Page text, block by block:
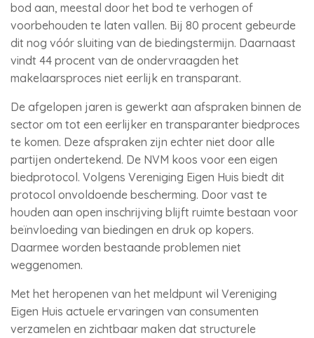
bod aan, meestal door het bod te verhogen of
voorbehouden te laten vallen. Bij 80 procent gebeurde
dit nog vóór sluiting van de biedingstermijn. Daarnaast
vindt 44 procent van de ondervraagden het
makelaarsproces niet eerlijk en transparant.
De afgelopen jaren is gewerkt aan afspraken binnen de
sector om tot een eerlijker en transparanter biedproces
te komen. Deze afspraken zijn echter niet door alle
partijen ondertekend. De NVM koos voor een eigen
biedprotocol. Volgens Vereniging Eigen Huis biedt dit
protocol onvoldoende bescherming. Door vast te
houden aan open inschrijving blijft ruimte bestaan voor
beïnvloeding van biedingen en druk op kopers.
Daarmee worden bestaande problemen niet
weggenomen.
Met het heropenen van het meldpunt wil Vereniging
Eigen Huis actuele ervaringen van consumenten
verzamelen en zichtbaar maken dat structurele